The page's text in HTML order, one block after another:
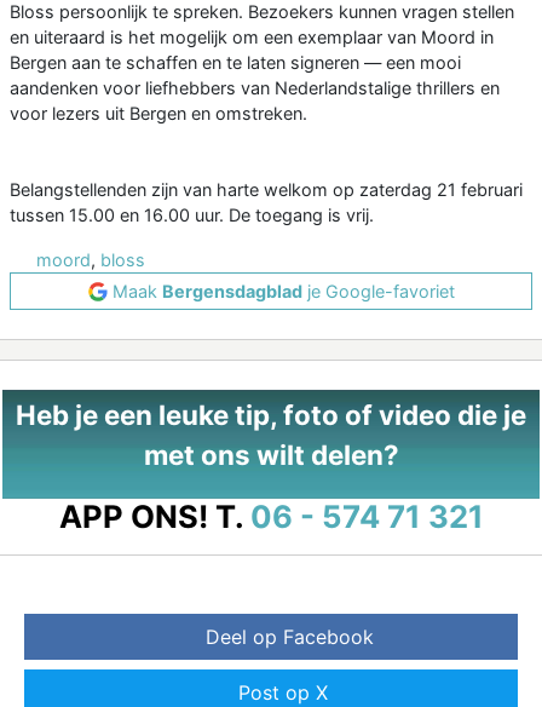
Bloss persoonlijk te spreken. Bezoekers kunnen vragen stellen
en uiteraard is het mogelijk om een exemplaar van Moord in
Bergen aan te schaffen en te laten signeren — een mooi
aandenken voor liefhebbers van Nederlandstalige thrillers en
voor lezers uit Bergen en omstreken.
Belangstellenden zijn van harte welkom op zaterdag 21 februari
tussen 15.00 en 16.00 uur. De toegang is vrij.
moord, bloss
Maak Bergensdagbladje Google-favoriet
Heb je een leuke tip, foto of video die je
met ons wilt delen?
APP ONS! T. 06 - 574 71 321
Deel op Facebook
Post op X